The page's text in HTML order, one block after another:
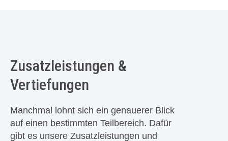
Zusatzleistungen &
Vertiefungen
Manchmal lohnt sich ein genauerer Blick
auf einen bestimmten Teilbereich. Dafür
gibt es unsere Zusatzleistungen und